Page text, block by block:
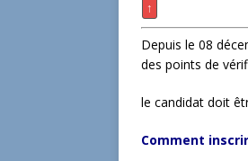
↑
Depuis le 08
des points de
le candidat doit
Comment